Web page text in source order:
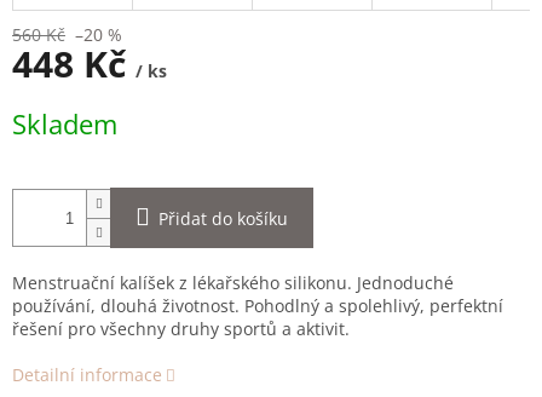
560 Kč –20 %
448 Kč / ks
cena:
Skladem
Přidat do košíku
Menstruační kalíšek z lékařského silikonu. Jednoduché
používání, dlouhá životnost. Pohodlný a spolehlivý, perfektní
řešení pro všechny druhy sportů a aktivit.
Detailní informace